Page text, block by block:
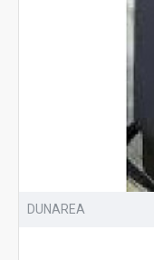
DUNAREA